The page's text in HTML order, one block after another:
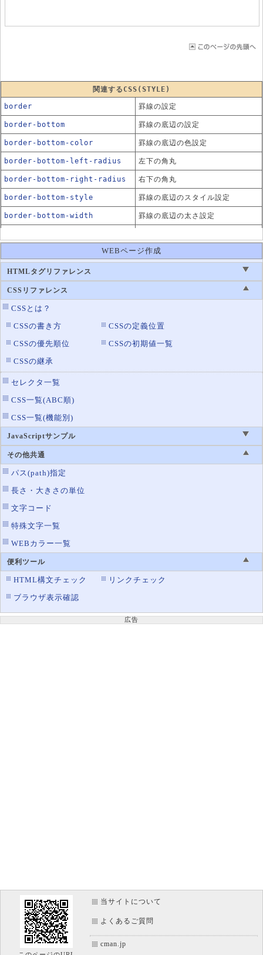
関連するCSS(STYLE)
border 罫線の設定
border-bottom 罫線の底辺の設定
border-bottom-color 罫線の底辺の色設定
border-bottom-left-radius 左下の角丸
border-bottom-right-radius 右下の角丸
border-bottom-style 罫線の底辺のスタイル設定
border-bottom-width 罫線の底辺の太さ設定
罫線の色設定
border-left-color
border-left-style
border-left-width
border-radius 角丸の設定
border-right 罫線の右辺の設定
border-right-color
border-right-style
border-right-width
border-spacing
border-style
border-top
border-top-color
border-top-left-radius
border-top-right-radius
border-top-style
border-top-width
border-width
border-image 画像を使った罫線の表示
border-image-outset
border-image-repeat 画像ボーダーの繰り返し方法
WEBページ作成
HTMLタグリファレンス
CSSリファレンス
CSSとは？
CSSの書き方
CSSの定義位置
CSSの優先順位
CSSの初期値一覧
CSSの継承
セレクタ一覧
CSS一覧(ABC順)
CSS一覧(機能別)
JavaScriptサンプル
その他共通
パス(path)指定
長さ・大きさの単位
文字コード
特殊文字一覧
WEBカラー一覧
便利ツール
HTML構文チェック
リンクチェック
ブラウザ表示確認
広告
当サイトについて
よくあるご質問
cman.jp